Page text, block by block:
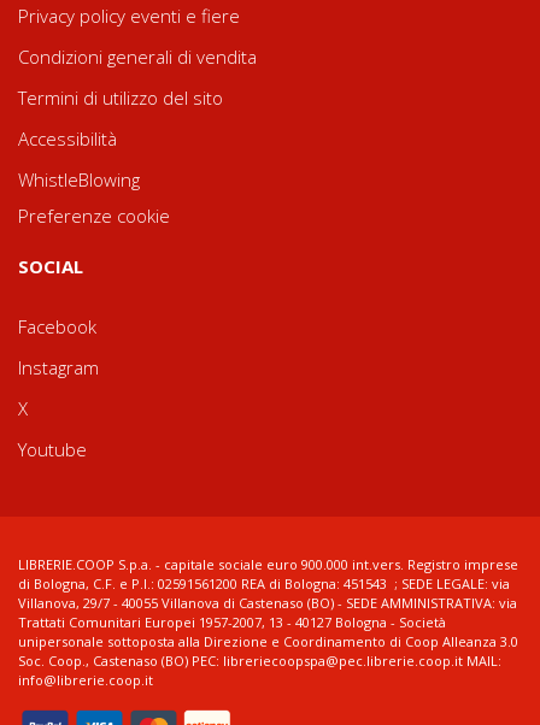
Privacy policy eventi e fiere
Condizioni generali di vendita
Termini di utilizzo del sito
Accessibilità
WhistleBlowing
Preferenze cookie
SOCIAL
Facebook
Instagram
X
Youtube
LIBRERIE.COOP S.p.a. - capitale sociale euro 900.000 int.vers. Registro imprese
di Bologna, C.F. e P.I.: 02591561200 REA di Bologna: 451543 ; SEDE LEGALE: via
Villanova, 29/7 - 40055 Villanova di Castenaso (BO) - SEDE AMMINISTRATIVA: via
Trattati Comunitari Europei 1957-2007, 13 - 40127 Bologna - Società
unipersonale sottoposta alla Direzione e Coordinamento di Coop Alleanza 3.0
Soc. Coop., Castenaso (BO) PEC: libreriecoopspa@pec.librerie.coop.it MAIL:
info@librerie.coop.it